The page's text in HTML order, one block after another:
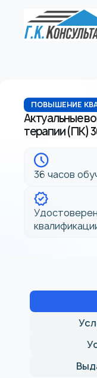
ПОВЫШЕНИЕ
Актуальные
терапии (ПК)
36 часов